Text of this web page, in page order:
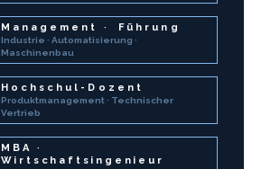
Management · Führung
Industrie · Automatisierung ·
Maschinenbau
Hochschul-Dozent
Produktmanagement · Technischer
Vertrieb
MBA ·
Wirtschaftsingenieur